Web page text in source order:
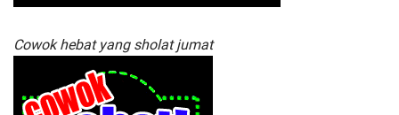
Cowok hebat yang sholat jumat